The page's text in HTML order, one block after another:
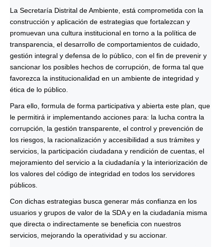
La Secretaría Distrital de Ambiente, está comprometida con la
construcción y aplicación de estrategias que fortalezcan y
promuevan una cultura institucional en torno a la política de
transparencia, el desarrollo de comportamientos de cuidado,
gestión integral y defensa de lo público, con el fin de prevenir y
sancionar los posibles hechos de corrupción, de forma tal que
favorezca la institucionalidad en un ambiente de integridad y
ética de lo público.
Para ello, formula de forma participativa y abierta este plan, que
le permitirá ir implementando acciones para: la lucha contra la
corrupción, la gestión transparente, el control y prevención de
los riesgos, la racionalización y accesibilidad a sus trámites y
servicios, la participación ciudadana y rendición de cuentas, el
mejoramiento del servicio a la ciudadanía y la interiorización de
los valores del código de integridad en todos los servidores
públicos.
Con dichas estrategias busca generar más confianza en los
usuarios y grupos de valor de la SDA y en la ciudadanía misma
que directa o indirectamente se beneficia con nuestros
servicios, mejorando la operatividad y su accionar.